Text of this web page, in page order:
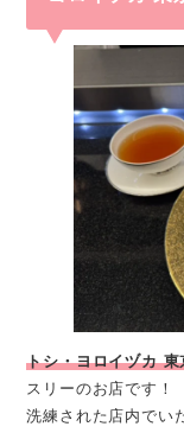
トシ・ヨロイヅカ 東
スリーのお店です！
洗練された店内でい